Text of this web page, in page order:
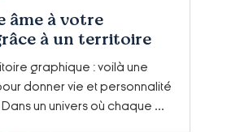
âme à votre
à un territoire
graphique : voilà une
donner vie et personnalité
un univers où chaque ...